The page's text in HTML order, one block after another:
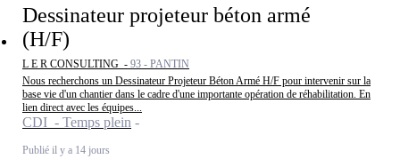
Dessinateur projeteur béton armé
(H/F)
L E R CONSULTING - 93 - PANTIN
Nous recherchons un Dessinateur Projeteur Béton Armé H/F pour intervenir sur la
base vie d'un chantier dans le cadre d'une importante opération de réhabilitation. En
lien direct avec les équipes...
CDI - Temps plein
Publié il y a 14 jours